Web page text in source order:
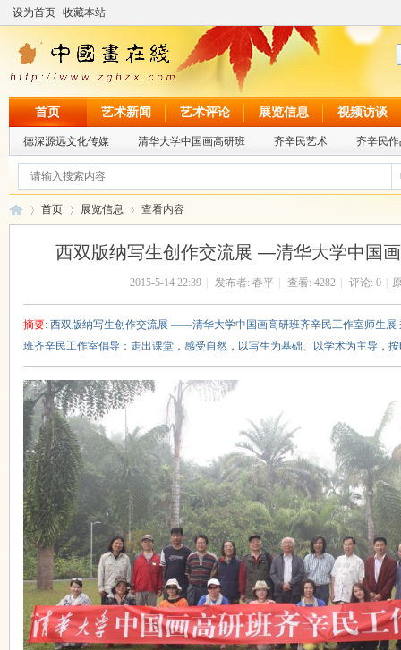
设为首页 收藏本站
首页 艺术新闻 艺术评论 展览信息 视频访谈
德深源远文化传媒 清华大学中国画高研班 齐辛民艺术 齐辛民
首页 展览信息 查看内容
西双版纳写生创作交流展 —清华大学中国
2015-5-14 22:39 发布者: 春平 查看: 4282 评论: 0
摘要: 西双版纳写生创作交流展 ——清华大学中国画高研班齐辛民工作室师生展
班齐辛民工作室倡导：走出课堂，感受自然，以写生为基础、以学术为主导，